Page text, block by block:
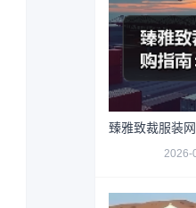
臻雅致裁服装
2026-